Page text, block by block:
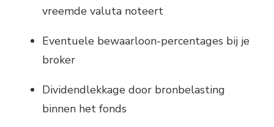
vreemde valuta noteert
Eventuele bewaarloon-percentages bij je
broker
Dividendlekkage door bronbelasting
binnen het fonds